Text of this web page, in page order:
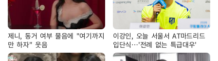
제니, 동거 여부 물음에 "여기까지
만 하자" 웃음
이강인, 오늘 서울서 AT마드리드
입단식…'전례 없는 특급대우'